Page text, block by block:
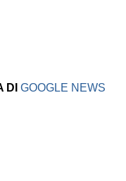
DI GOOGLE NEWS